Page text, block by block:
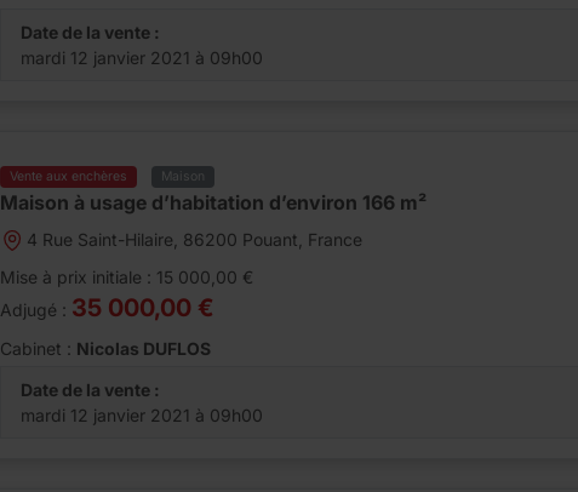
Date de la vente :
mardi 12 janvier 2021 à 09h00
Vente aux enchères Maison
Maison à usage d’habitation d’environ 166 m²
4 Rue Saint-Hilaire, 86200 Pouant, France
Mise à prix initiale : 15 000,00 €
Adjugé : 35 000,00 €
Cabinet : Nicolas DUFLOS
Date de la vente :
mardi 12 janvier 2021 à 09h00